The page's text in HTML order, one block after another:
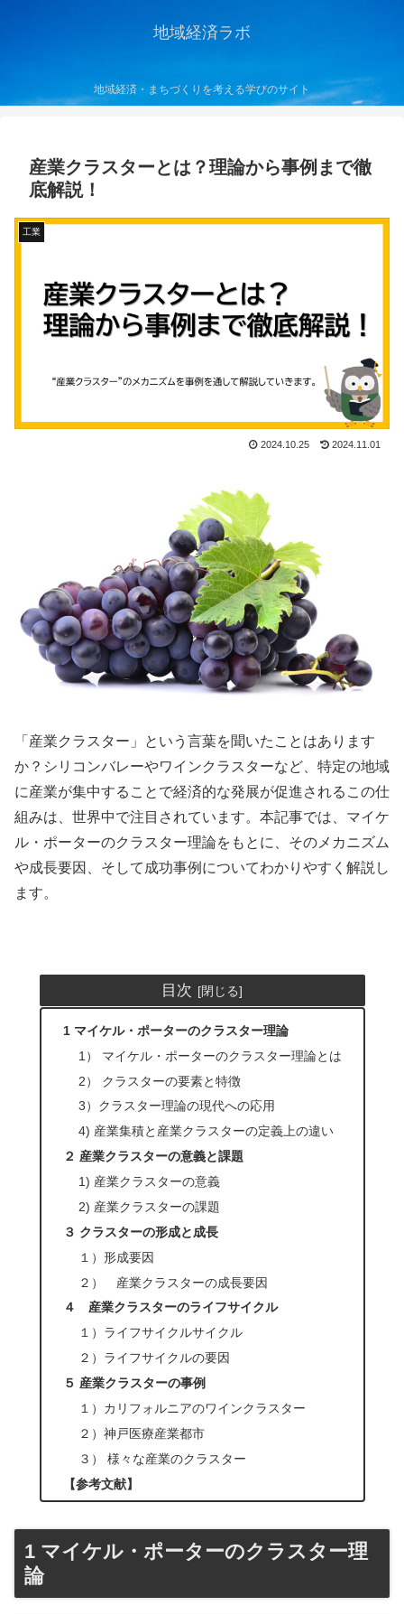
地域経済ラボ
地域経済・まちづくりを考える学びのサイト
産業クラスターとは？理論から事例まで徹
底解説！
工業
2024.10.25 2024.11.01
「産業クラスター」という言葉を聞いたことはあります
か？シリコンバレーやワインクラスターなど、特定の地域
に産業が集中することで経済的な発展が促進されるこの仕
組みは、世界中で注目されています。本記事では、マイケ
ル・ポーターのクラスター理論をもとに、そのメカニズム
や成長要因、そして成功事例についてわかりやすく解説し
ます。
目次
1 マイケル・ポーターのクラスター理論
1） マイケル・ポーターのクラスター理論とは
2） クラスターの要素と特徴
3）クラスター理論の現代への応用
4) 産業集積と産業クラスターの定義上の違い
２ 産業クラスターの意義と課題
1) 産業クラスターの意義
2) 産業クラスターの課題
３ クラスターの形成と成長
１）形成要因
２） 産業クラスターの成長要因
４ 産業クラスターのライフサイクル
１）ライフサイクルサイクル
２）ライフサイクルの要因
５ 産業クラスターの事例
１）カリフォルニアのワインクラスター
２）神戸医療産業都市
３） 様々な産業のクラスター
【参考文献】
1 マイケル・ポーターのクラスター理
論